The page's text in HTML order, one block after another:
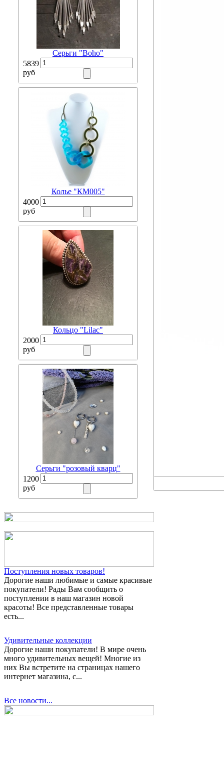
Серьги "Boho"
5839
руб
Колье "КМ005"
4000
руб
Кольцо "Lilac"
2000
руб
Серьги "розовый кварц"
1200
руб
Поступления новых товаров!
Дорогие наши любимые и самые красивые
покупатели! Рады Вам сообщить о
поступлении в наш магазин новой
красоты! Все представленные товары
есть...
Удивительные коллекции
Дорогие наши покупатели! В мире очень
много удивительных вещей! Многие из
них Вы встретите на страницах нашего
интернет магазина, с...
Все новости...